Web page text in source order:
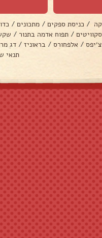
/ כניסת ספקים / מתכונים /
/ תפוח אדמה בתנור /
/ אלפחורס / בראוניז / דג
תנאי